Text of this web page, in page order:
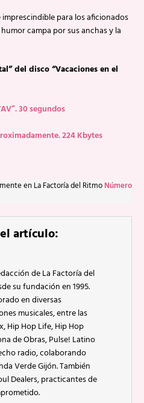
para los aficionados
campa por sus anchas y la
del disco “Vacaciones en el
30 segundos
224 Kbytes
en La Factoría del Ritmo Número
artículo:
de La Factoría del
su fundación en 1995.
en diversas
musicales, entre las
Hip Hop Life, Hip Hop
de Obras, Pulse! Latino
radio, colaborando
Verde Gijón. También
Dealers, practicantes de